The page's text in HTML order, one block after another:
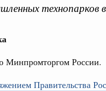
технопарков
Минпромторгом России.
Правительства
поручения по
о